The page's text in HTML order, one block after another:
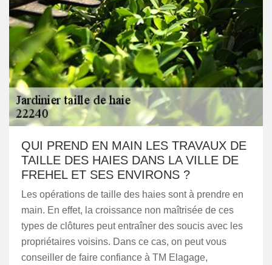
QUI PREND EN MAIN LES TRAVAUX DE
TAILLE DES HAIES DANS LA VILLE DE
FREHEL ET SES ENVIRONS ?
Les opérations de taille des haies sont à prendre en
main. En effet, la croissance non maîtrisée de ces
types de clôtures peut entraîner des soucis avec les
propriétaires voisins. Dans ce cas, on peut vous
conseiller de faire confiance à TM Elagage,